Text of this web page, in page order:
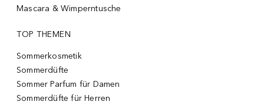
Mascara & Wimperntusche
TOP THEMEN
Sommerkosmetik
Sommerdüfte
Sommer Parfum für Damen
Sommerdüfte für Herren